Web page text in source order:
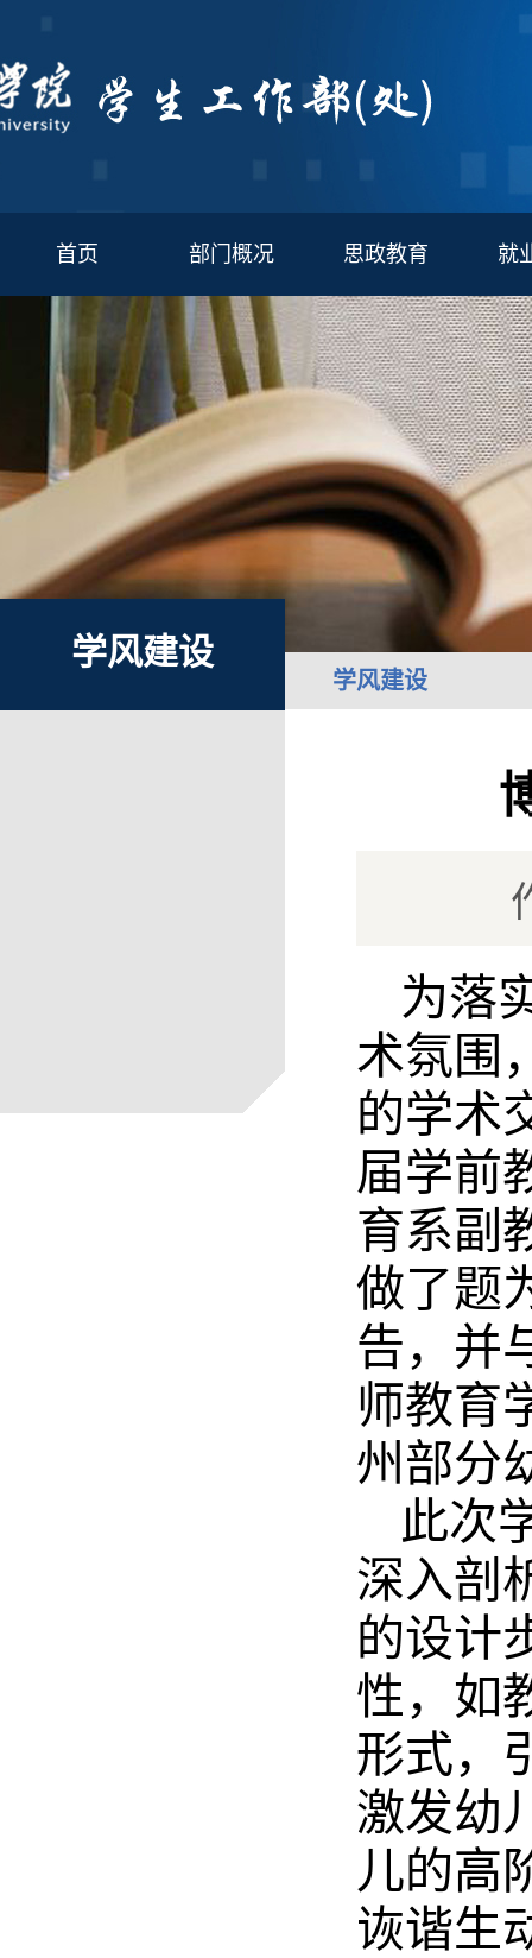
首页 部门概况 思政教育 就
学风建设
学风建设
为落
术氛围
的学术
届学前
育系副
做了题
告，并
师教育
州部分
此次
深入剖
的设计
性，如
形式，
激发幼
儿的高
诙谐生